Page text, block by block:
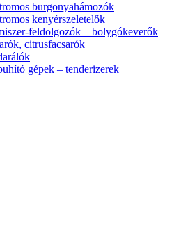
burgonyahámozók
kenyérszeletelők
feldolgozók – bolygókeverők
citrusfacsarók
gépek – tenderizerek